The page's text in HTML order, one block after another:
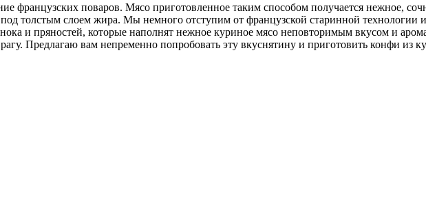
французских поваров. Мясо приготовленное таким способом получается нежное,
под толстым слоем жира. Мы немного отступим от французской старинной
и пряностей, которые наполнят нежное куриное мясо неповторимым вкусом и
Предлагаю вам непременно попробовать эту вкуснятину и приготовить конфи из